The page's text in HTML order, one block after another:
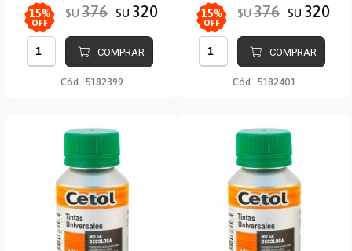
15%
OFF
$U 376 $U 320
COMPRAR
Cód. 5182399
15%
OFF
$U 376 $U 320
COMPRAR
Cód. 5182401